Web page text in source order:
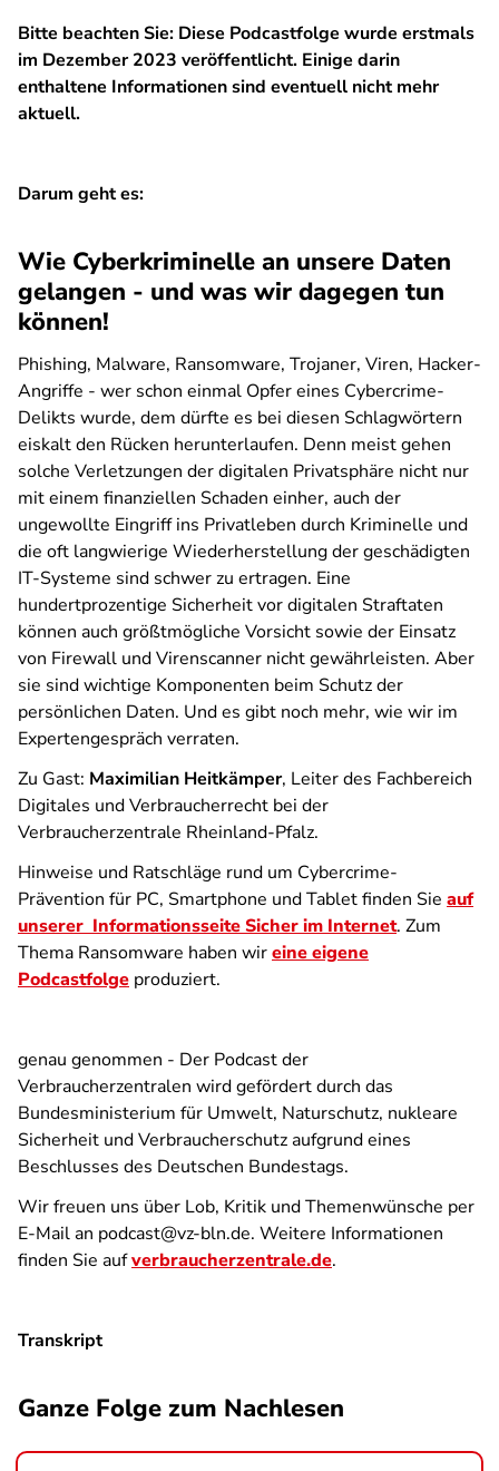
Bitte beachten Sie: Diese Podcastfolge wurde erstmals
im Dezember 2023 veröffentlicht. Einige darin
enthaltene Informationen sind eventuell nicht mehr
aktuell.
Darum geht es:
Wie Cyberkriminelle an unsere Daten
gelangen - und was wir dagegen tun
können!
Phishing, Malware, Ransomware, Trojaner, Viren, Hacker-
Angriffe - wer schon einmal Opfer eines Cybercrime-
Delikts wurde, dem dürfte es bei diesen Schlagwörtern
eiskalt den Rücken herunterlaufen. Denn meist gehen
solche Verletzungen der digitalen Privatsphäre nicht nur
mit einem finanziellen Schaden einher, auch der
ungewollte Eingriff ins Privatleben durch Kriminelle und
die oft langwierige Wiederherstellung der geschädigten
IT-Systeme sind schwer zu ertragen. Eine
hundertprozentige Sicherheit vor digitalen Straftaten
können auch größtmögliche Vorsicht sowie der Einsatz
von Firewall und Virenscanner nicht gewährleisten. Aber
sie sind wichtige Komponenten beim Schutz der
persönlichen Daten. Und es gibt noch mehr, wie wir im
Expertengespräch verraten.
Zu Gast: Maximilian Heitkämper, Leiter des Fachbereich
Digitales und Verbraucherrecht bei der
Verbraucherzentrale Rheinland-Pfalz.
Hinweise und Ratschläge rund um Cybercrime-
Prävention für PC, Smartphone und Tablet finden Sie auf
unserer InformationsseiteSicher im Internet. Zum
Thema Ransomware haben wireine eigene
Podcastfolge produziert.
genau genommen - Der Podcast der
Verbraucherzentralen wird gefördert durch das
Bundesministerium für Umwelt, Naturschutz, nukleare
Sicherheit und Verbraucherschutz aufgrund eines
Beschlusses des Deutschen Bundestags.
Wir freuen uns über Lob, Kritik und Themenwünsche per
E-Mail an podcast@vz-bln.de. Weitere Informationen
finden Sie aufverbraucherzentrale.de.
Transkript
Ganze Folge zum Nachlesen